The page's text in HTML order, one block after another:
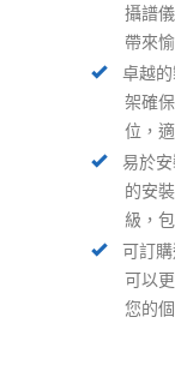
攝譜
帶來
卓越
架確
位，
易於
的安
級，
可訂
可以
您的